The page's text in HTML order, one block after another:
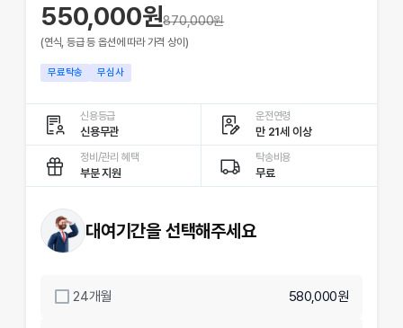
550,000원870,000원
(연식, 등급 등 옵션에 따라 가격 상이)
무료탁송 무심사
신용등급
신용무관
운전연령
만 21세 이상
정비/관리 혜택
부분 지원
탁송비용
무료
대여기간을 선택해주세요
24개월 580,000원